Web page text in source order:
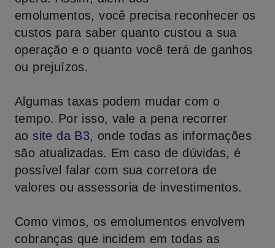
emolumentos, você precisa reconhecer os
custos para saber quanto custou a sua
operação e o quanto você terá de ganhos
ou prejuízos.
Algumas taxas podem mudar com o
tempo. Por isso, vale a pena recorrer
aosite da B3, onde todas as informações
são atualizadas. Em caso de dúvidas, é
possível falar com sua corretora de
valores ou assessoria de investimentos.
Como vimos, os emolumentos envolvem
cobranças que incidem em todas as